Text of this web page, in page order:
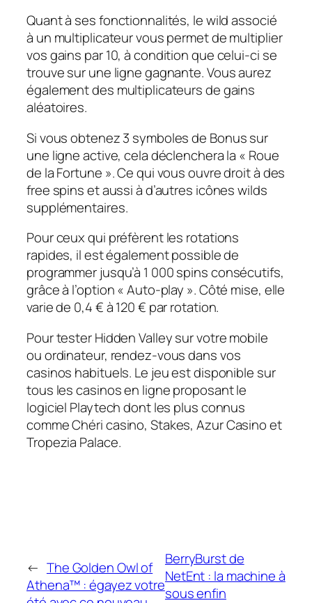
Quant à ses fonctionnalités, le wild associé
à un multiplicateur vous permet de multiplier
vos gains par 10, à condition que celui-ci se
trouve sur une ligne gagnante. Vous aurez
également des multiplicateurs de gains
aléatoires.
Si vous obtenez 3 symboles de Bonus sur
une ligne active, cela déclenchera la « Roue
de la Fortune ». Ce qui vous ouvre droit à des
free spins et aussi à d’autres icônes wilds
supplémentaires.
Pour ceux qui préfèrent les rotations
rapides, il est également possible de
programmer jusqu’à 1 000 spins consécutifs,
grâce à l’option « Auto-play ». Côté mise, elle
varie de 0,4 € à 120 € par rotation.
Pour tester Hidden Valley sur votre mobile
ou ordinateur, rendez-vous dans vos
casinos habituels. Le jeu est disponible sur
tous les casinos en ligne proposant le
logiciel Playtech dont les plus connus
comme Chéri casino, Stakes, Azur Casino et
Tropezia Palace.
← The Golden Owl of
Athena™ : égayez votre
BerryBurst de
NetEnt : la machine à
sous enfin